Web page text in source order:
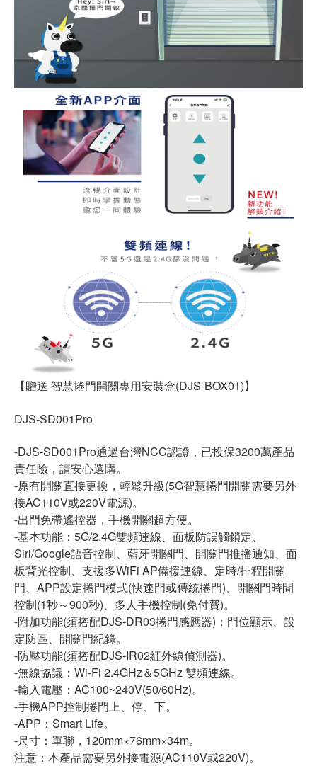
【贈送 智慧捲門開關專用安裝盒(DJS-BOX01)】
DJS-SD001Pro
-DJS-SD001Pro通過台灣NCC認證，已投保3200萬產品
責任險，請安心選購。
-原有開關直接更換，輕鬆升級(5G智慧捲門開關需要另外
接AC110V或220V電源)。
-出門免帶遙控器，手機開關超方便。
-基本功能：5G/2.4G雙頻連線、面板防誤觸鎖定、
Siri/Google語音控制、藍牙開關門、開關門推播通知、面
板背光控制、支援多WiFi AP備援連線、定時/排程開關
門、APP設定捲門模式(快速門或傳統捲門)、開關門時間
控制(1秒～900秒)、多人手機控制(免付費)。
-附加功能(須搭配DJS-DR03捲門感應器)：門位顯示、設
定防區、開關門紀錄。
-防壓功能(須搭配DJS-IR02紅外線偵測器)。
-無線協議：Wi-Fi 2.4GHz＆5GHz 雙頻連線。
-輸入電壓：AC100~240V(50/60Hz)。
-手機APP控制捲門上、停、下。
-APP：Smart Life。
-尺寸：單聯，120mm×76mm×34m。
注意：本產品需要另外接電源(AC110V或220V)。